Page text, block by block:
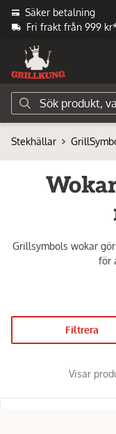
Säker betalning
Fri frakt från 999
Stekhällar
Grillsymbols wokar
för
Filtrera
Visar